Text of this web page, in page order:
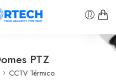
PTZ
CCTV Térmico